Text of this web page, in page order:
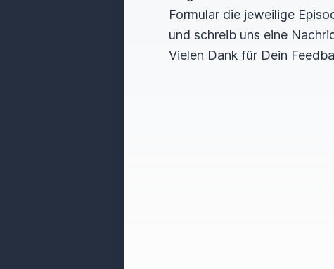
Formular die jeweilige
und schreib uns eine
Vielen Dank für Dein